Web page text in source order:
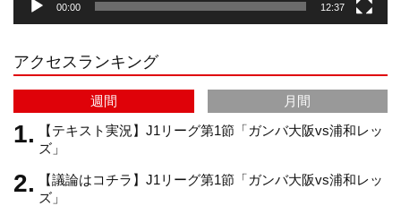
r
a
m
e
C
h
a
00:00 12:37
アクセスランキング
週間
月間
【テキスト実況】J1リーグ第1節「ガンバ大阪vs浦和レッ
ズ」
【議論はコチラ】J1リーグ第1節「ガンバ大阪vs浦和レッ
ズ」